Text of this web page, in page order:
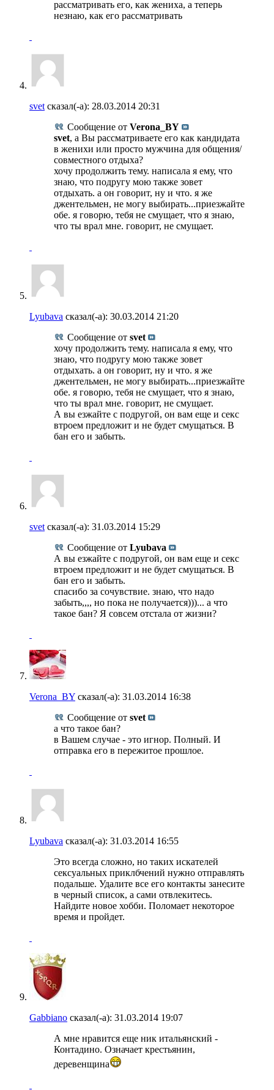
рассматривать его, как жениха, а теперь
незнаю, как его рассматривать
svet сказал(-а): 28.03.2014 20:31
Сообщение от Verona_BY
svet, а Вы рассматриваете его как кандидата
в женихи или просто мужчина для общения/
совместного отдыха?
хочу продолжить тему. написала я ему, что
знаю, что подругу мою также зовет
отдыхать. а он говорит, ну и что. я же
джентельмен, не могу выбирать...приезжайте
обе. я говорю, тебя не смущает, что я знаю,
что ты врал мне. говорит, не смущает.
Lyubava сказал(-а): 30.03.2014 21:20
Сообщение от svet
хочу продолжить тему. написала я ему, что
знаю, что подругу мою также зовет
отдыхать. а он говорит, ну и что. я же
джентельмен, не могу выбирать...приезжайте
обе. я говорю, тебя не смущает, что я знаю,
что ты врал мне. говорит, не смущает.
А вы езжайте с подругой, он вам еще и секс
втроем предложит и не будет смущаться. В
бан его и забыть.
svet сказал(-а): 31.03.2014 15:29
Сообщение от Lyubava
А вы езжайте с подругой, он вам еще и секс
втроем предложит и не будет смущаться. В
бан его и забыть.
спасибо за сочувствие. знаю, что надо
забыть,,,, но пока не получается)))... а что
такое бан? Я совсем отстала от жизни?
Verona_BY сказал(-а): 31.03.2014 16:38
Сообщение от svet
а что такое бан?
в Вашем случае - это игнор. Полный. И
отправка его в пережитое прошлое.
Lyubava сказал(-а): 31.03.2014 16:55
Это всегда сложно, но таких искателей
сексуальных приклбчений нужно отправлять
подальше. Удалите все его контакты занесите
в черный список, а сами отвлекитесь.
Найдите новое хобби. Поломает некоторое
время и пройдет.
Gabbiano сказал(-а): 31.03.2014 19:07
А мне нравится еще ник итальянский -
Контадино. Означает крестьянин,
деревенщина